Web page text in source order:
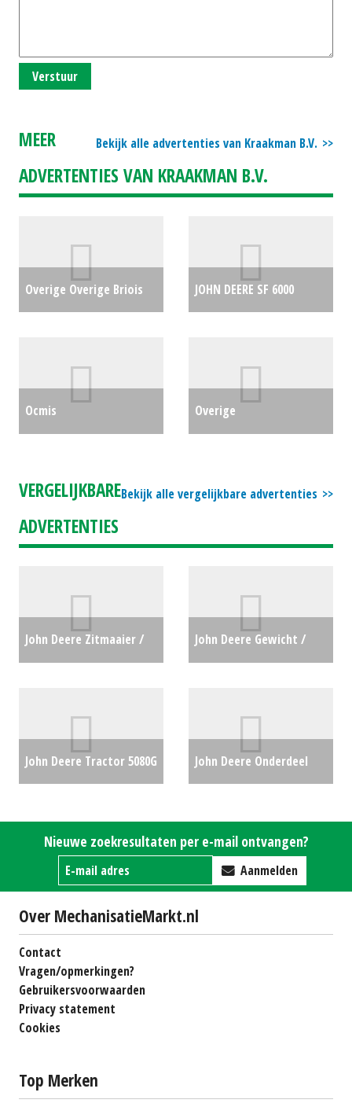
Verstuur
Bekijk alle advertenties van Kraakman B.V.
MEER
ADVERTENTIES VAN KRAAKMAN B.V.
Overige Overige Briois
JOHN DEERE SF 6000
Ocmis
€0
Overige
Bekijk alle vergelijkbare advertenties
VERGELIJKBARE
ADVERTENTIES
John Deere Zitmaaier /
John Deere Gewicht /
John Deere Tractor 5080G
John Deere Onderdeel
#21571
€850
Nieuwe zoekresultaten per e-mail ontvangen?
Aanmelden
Over MechanisatieMarkt.nl
Contact
Vragen/opmerkingen?
Gebruikersvoorwaarden
Privacy statement
Cookies
Top Merken